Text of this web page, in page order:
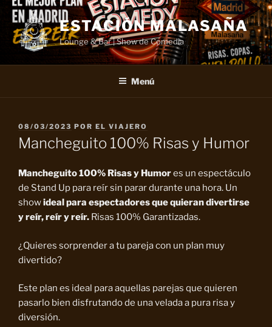
Saltar
contenido
ESTACIÓN MALASAÑA
Lounge & Bar | Show de Comedia
Menú
PUBLICADO
EL
08/03/2023 POR EL VIAJERO
Mancheguito 100% Risas y Humor
Mancheguito 100% Risas y Humores un espectáculo
de Stand Up para reír sin parar durante una hora. Un
showideal para espectadores que quieran divertirse
y reír, reír y reír. Risas 100% Garantizadas.
¿Quieres sorprender a tu pareja con un plan muy
divertido?
Este plan es ideal para aquellas parejas que quieren
pasarlo bien disfrutando de una velada a pura risa y
diversión.